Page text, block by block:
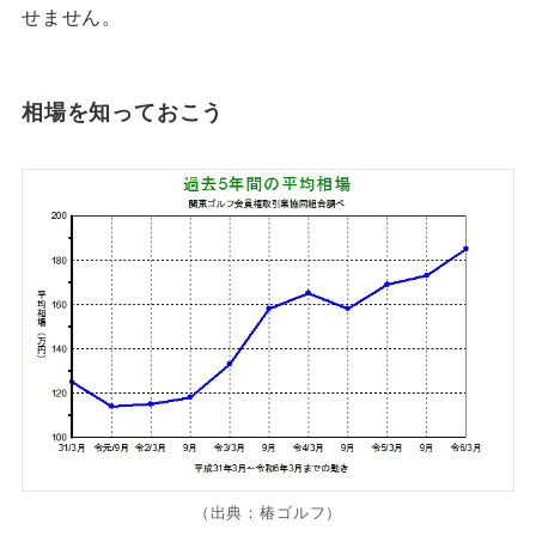
せません。
相場を知っておこう
（出典：椿ゴルフ）